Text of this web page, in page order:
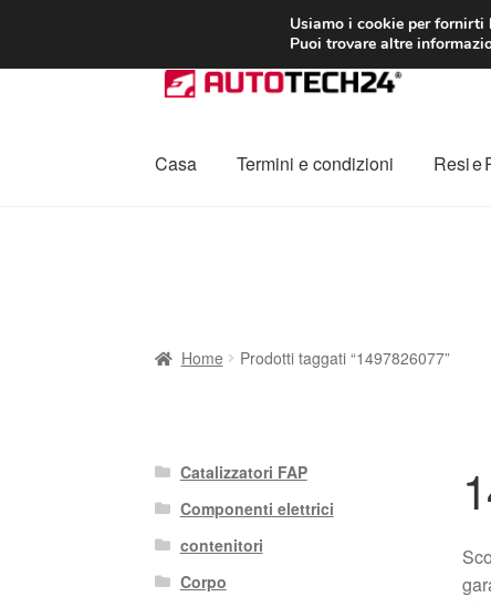
CONSEGNA da
Vai
alla
Vai
al
Casa Termini e condizioni Resi e
Home Prodotti taggati “1497826077”
Catalizzatori FAP
Componenti elettrici
contenitori
Corpo
Usiamo i cookie per fornirti
Puoi trovare altre